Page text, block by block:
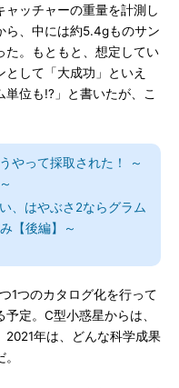
ッチャーの重量を計測し
ら、中には約5.4gものサン
た。もともと、想定してい
して「大成功」といえ
位も!?」と書いたが、こ
やって採取された！ ～
、はやぶさ2ならグラム
【後編】～
1つのカタログ化を行って
定。C型小惑星からは、
年は、どんな科学成果